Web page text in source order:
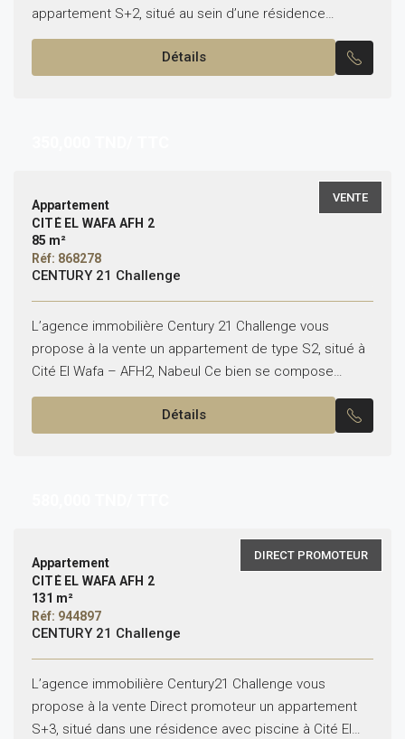
appartement S+2, situé au sein d’une résidence
sécurisée avec piscine à cite wafa – AFH2 :...
Détails
VENTE
Appartement
CITÉ EL WAFA AFH 2
85 m²
Réf: 868278
CENTURY 21 Challenge
L’agence immobilière Century 21 Challenge vous
propose à la vente un appartement de type S2, situé à
Cité El Wafa – AFH2, Nabeul Ce bien se compose
comme suit : Un salon...
Détails
DIRECT PROMOTEUR
Appartement
CITÉ EL WAFA AFH 2
131 m²
Réf: 944897
CENTURY 21 Challenge
L’agence immobilière Century21 Challenge vous
propose à la vente Direct promoteur un appartement
S+3, situé dans une résidence avec piscine à Cité El